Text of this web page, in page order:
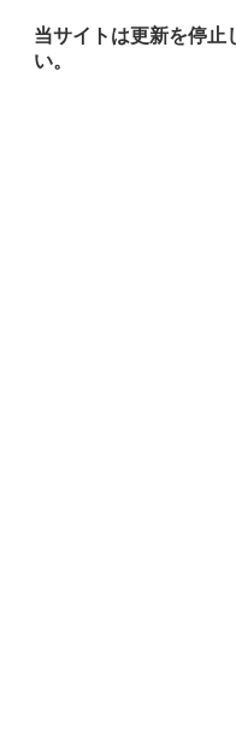
当サイトは更新を停止
い。